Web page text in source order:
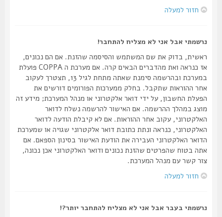
חזור למעלה
נרשמתי אבל אני לא מצליח להתחבר!
ראשית, בדוק את שם המשתמש והסיסמה שהזנת. אם הם נכונים,
אז כנראה ואת מהדברים הבאים קרה. אם מערכת ה COPPA פועלת
במערכת ובהרשמה סימנת שאתה מתחת לגיל 13, תצטרך לעקוב
אחר ההוראות שתקבל. בחלק ממערכות הפורומים דורשים את
הפעלת החשבון, על ידי דואר אלקטרוני או מנהל המערכת; מידע זה
מוצג במהלך ההרשמה. אם האישור להרשמה נשלח לדואר
האלקטרוני, עקוב אחר ההוראות. אם לא קיבלת הודעה לדואר
האלקטרוני, כנראה ונתת כתובת דואר אלקטרוני שגויה או שמערכת
הדואר האלקטרוני העבירה את הודעת האישור בסינון הספאם. אם
אתה בטוח שהפרטים שהזנת נכונים ודואר האלקטרוני אכן נכונה,
צור קשר עם מנהל המערכת.
חזור למעלה
נרשמתי בעבר אבל אני לא מצליח להתחבר יותר?!